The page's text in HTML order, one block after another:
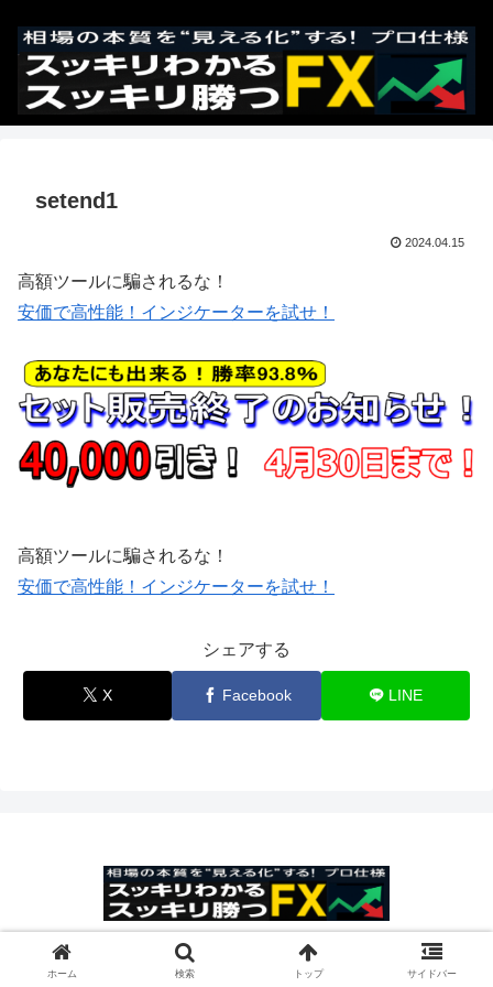
setend1
2024.04.15
高額ツールに騙されるな！
安価で高性能！インジケーターを試せ！
高額ツールに騙されるな！
安価で高性能！インジケーターを試せ！
シェアする
X Facebook LINE
© 2025 スッキリわかるスッキリ勝つFX.
ホーム 検索 トップ サイドバー